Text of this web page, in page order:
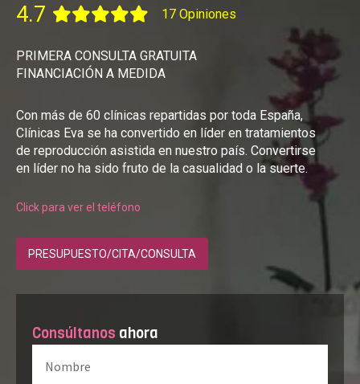
4.7 17 Opiniones
PRIMERA CONSULTA GRATUITA
FINANCIACIÓN A MEDIDA
Con más de 60 clínicas repartidas por toda España,
Clínicas Eva se ha convertido en líder en tratamientos
de reproducción asistida en nuestro país. Convertirse
en líder no ha sido fruto de la casualidad o la suerte.
Click para ver el teléfono
PRESUPUESTO/CITA/CONSULTA
Consúltanos ahora